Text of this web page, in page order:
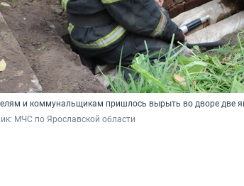
и коммунальщикам пришлось вырыть во дворе две
МЧС по Ярославской области